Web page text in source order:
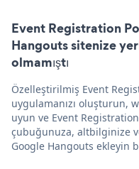
Event Registration
Hangouts sitenize
olmamıştı
Özelleştirilmiş Event
uygulamanızı oluşturun,
uyun ve Event
çubuğunuza, altbilginize
Google Hangouts ekleyin